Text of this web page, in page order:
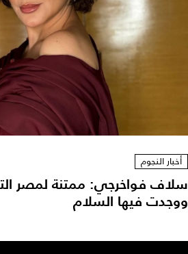
أخبار النجوم
سلاف فواخرجي: ممتنة لمصر
ووجدت فيها السلام